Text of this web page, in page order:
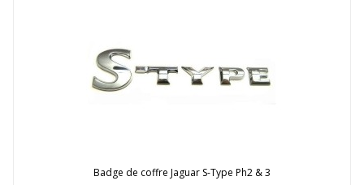
Badge de coffre Jaguar S-Type Ph2 & 3